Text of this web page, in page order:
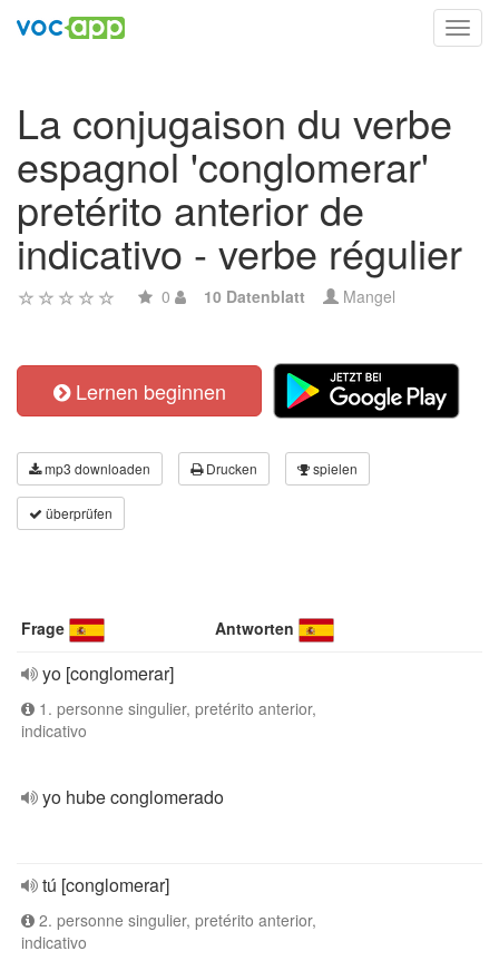
La conjugaison du verbe
espagnol 'conglomerar'
pretérito anterior de
indicativo - verbe régulier
0 10 Datenblatt Mangel
Lernen beginnen
mp3 downloaden Drucken spielen
überprüfen
Frage Antworten
yo [conglomerar]
1. personne singulier, pretérito anterior,
indicativo
yo hube conglomerado
tú [conglomerar]
2. personne singulier, pretérito anterior,
indicativo